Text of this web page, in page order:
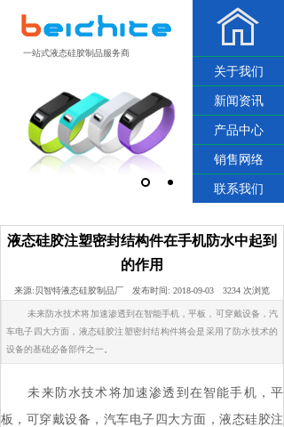
一站式液态硅胶制品服务商
关于我们
新闻资讯
产品中心
销售网络
联系我们
液态硅胶注塑密封结构件在手机防水中起到
的作用
来源: 贝智特液态硅胶制品厂 发布时间: 2018-09-03 3234 次浏览
未来防水技术将加速渗透到在智能手机，平板，可穿戴设备，汽
车电子四大方面，液态硅胶注塑密封结构件将会是采用了防水技术的
设备的基础必备部件之一。
未来防水技术将加速渗透到在智能手机，平
板，可穿戴设备，汽车电子四大方面，液态硅胶注